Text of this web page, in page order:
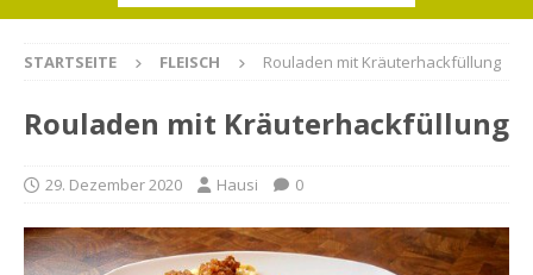
STARTSEITE FLEISCH Rouladen mit Kräuterhackfüllung
Rouladen mit Kräuterhackfüllung
29. Dezember 2020 Hausi 0